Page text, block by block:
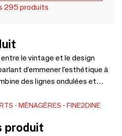
295 produits
le vintage et le design
d’emmener l’esthétique à
des lignes ondulées et
pour créer une ligne de
Cette force de la nature en
de haute qualité vous
doré et argenté.
MÉNAGÈRES
FINE2DINE
produit